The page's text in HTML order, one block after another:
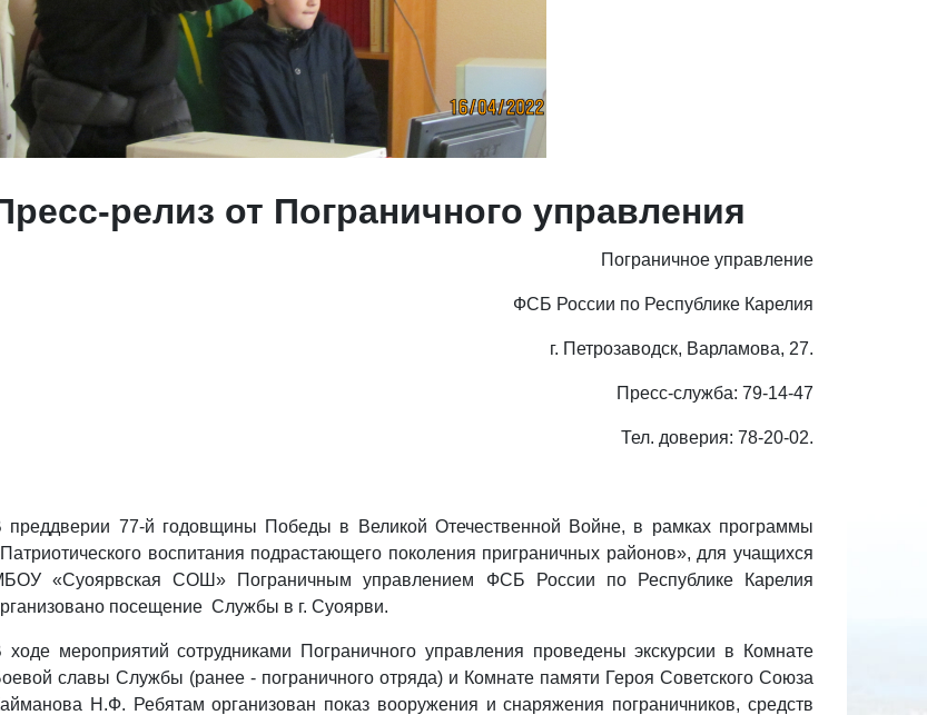
релиз от Пограничного управления
Пограничное управление
ФСБ России по Республике Карелия
г. Петрозаводск, Варламова, 27.
Пресс-служба: 79-14-47
Тел. доверия: 78-20-02.
преддверии 77-й годовщины Победы в Великой Отечественной Войне, в рамках программы
воспитания подрастающего поколения приграничных районов», для учащихся
«Суоярвская СОШ» Пограничным управлением ФСБ России по Республике Карелия
посещение Службы в г. Суоярви.
ходе мероприятий сотрудниками Пограничного управления проведены экскурсии в Комнате
славы Службы (ранее - пограничного отряда) и Комнате памяти Героя Советского Союза
Н.Ф. Ребятам организован показ вооружения и снаряжения пограничников, средств